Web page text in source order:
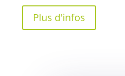
Plus d'infos